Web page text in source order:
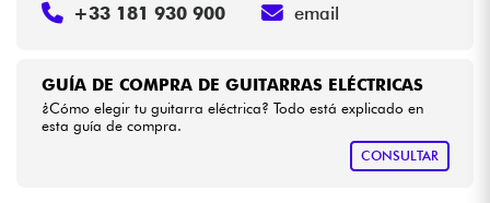
GUÍA DE COMPRA DE GUITARRAS ELÉCTRICAS
¿Cómo elegir tu guitarra eléctrica? Todo está explicado en
esta guía de compra.
CONSULTAR
+33 181 930 900 email